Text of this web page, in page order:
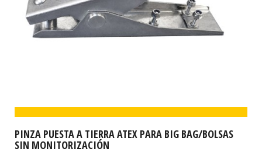
PINZA PUESTA A TIERRA ATEX PARA BIG BAG/BOLSAS
SIN MONITORIZACIÓN